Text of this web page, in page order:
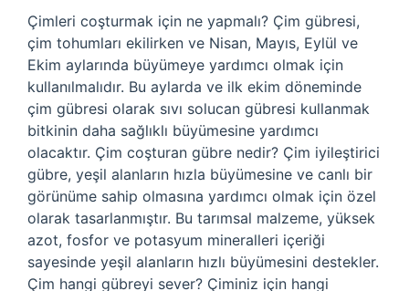
Çimleri coşturmak için ne yapmalı? Çim gübresi,
çim tohumları ekilirken ve Nisan, Mayıs, Eylül ve
Ekim aylarında büyümeye yardımcı olmak için
kullanılmalıdır. Bu aylarda ve ilk ekim döneminde
çim gübresi olarak sıvı solucan gübresi kullanmak
bitkinin daha sağlıklı büyümesine yardımcı
olacaktır. Çim coşturan gübre nedir? Çim iyileştirici
gübre, yeşil alanların hızla büyümesine ve canlı bir
görünüme sahip olmasına yardımcı olmak için özel
olarak tasarlanmıştır. Bu tarımsal malzeme, yüksek
azot, fosfor ve potasyum mineralleri içeriği
sayesinde yeşil alanların hızlı büyümesini destekler.
Çim hangi gübreyi sever? Çiminiz için hangi